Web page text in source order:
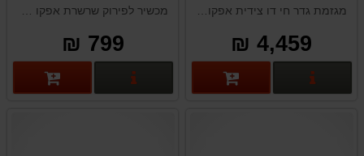
TGS2470
מגזמת גדר חי דו צידית אפקו EFCO TGS2470 איטליה
4,459 ₪
פרטים נוספים
EFCO
מכשיר לפירוק שרשרת אפקו EFCO תוצרת איטליה
799 ₪
פרטים נוספים